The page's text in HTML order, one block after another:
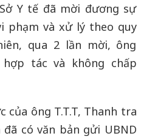
Y tế đã mời đương sự
phạm và xử lý theo quy
qua 2 lần mời, ông
hợp tác và không chấp
của ông T.T.T, Thanh tra
đã có văn bản gửi UBND